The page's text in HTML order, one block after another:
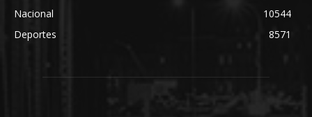
Nacional
10544
Deportes
8571